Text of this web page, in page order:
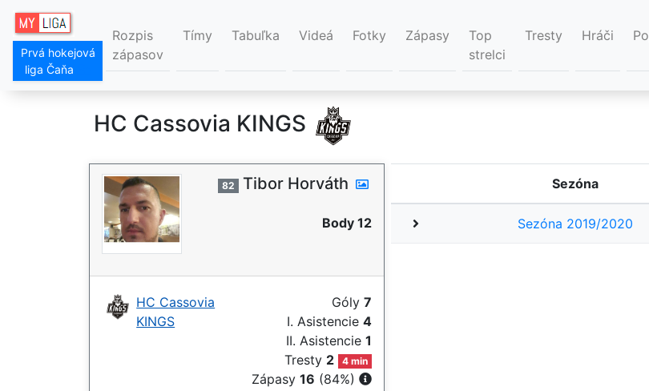
Prvá hokejová
liga Čaňa
Rozpis
zápasov
Tímy Tabuľka Videá Fotky Zápasy
Top
strelci
Tresty Hráči
HC Cassovia KINGS
82 Tibor Horváth
Body 12
HC Cassovia
KINGS
Góly 7
I. Asistencie 4
II. Asistencie 1
Tresty 2 4 min
Zápasy 16 (84%)
Sezóna
Sezóna 2019/2020